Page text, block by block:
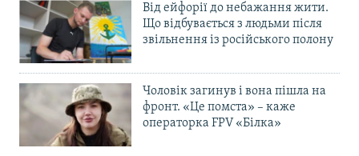
Від ейфорії до небажання жити.
Що відбувається з людьми після
звільнення із російського полону
Чоловік загинув і вона пішла на
фронт. «Це помста» – каже
операторка FPV «Білка»